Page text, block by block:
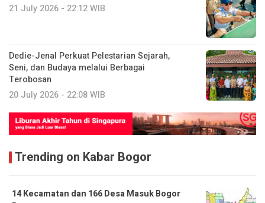
21 July 2026 - 22:12 WIB
Dedie-Jenal Perkuat Pelestarian Sejarah,
Seni, dan Budaya melalui Berbagai
Terobosan
20 July 2026 - 22:08 WIB
Trending on Kabar Bogor
14 Kecamatan dan 166 Desa Masuk Bogor